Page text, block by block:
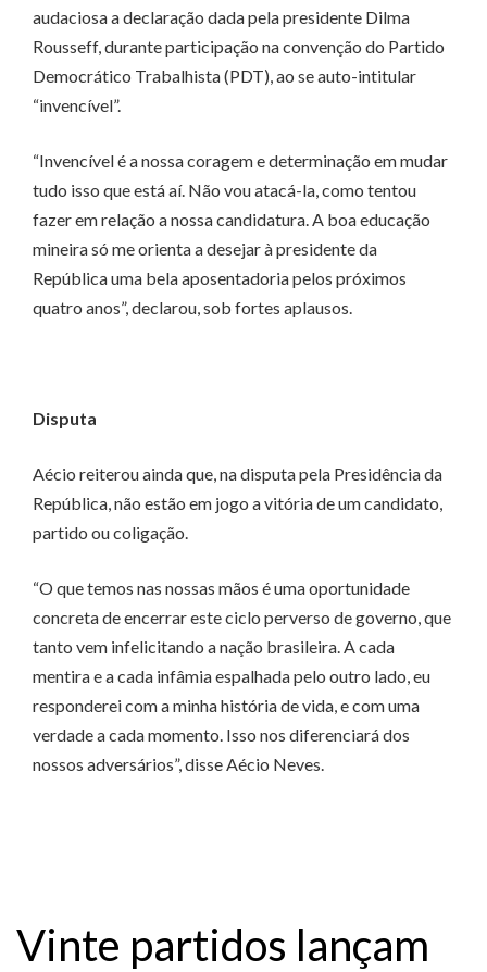
audaciosa a declaração dada pela presidente Dilma
Rousseff, durante participação na convenção do Partido
Democrático Trabalhista (PDT), ao se auto-intitular
“invencível”.
“Invencível é a nossa coragem e determinação em mudar
tudo isso que está aí. Não vou atacá-la, como tentou
fazer em relação a nossa candidatura. A boa educação
mineira só me orienta a desejar à presidente da
República uma bela aposentadoria pelos próximos
quatro anos”, declarou, sob fortes aplausos.
Disputa
Aécio reiterou ainda que, na disputa pela Presidência da
República, não estão em jogo a vitória de um candidato,
partido ou coligação.
“O que temos nas nossas mãos é uma oportunidade
concreta de encerrar este ciclo perverso de governo, que
tanto vem infelicitando a nação brasileira. A cada
mentira e a cada infâmia espalhada pelo outro lado, eu
responderei com a minha história de vida, e com uma
verdade a cada momento. Isso nos diferenciará dos
nossos adversários”, disse Aécio Neves.
Vinte partidos lançam